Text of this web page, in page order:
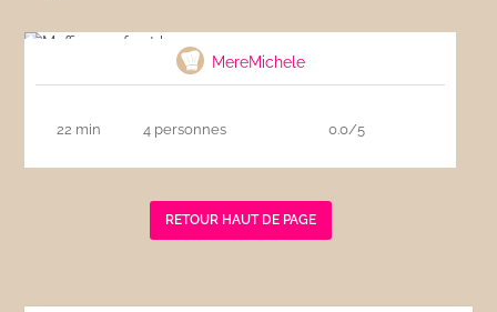
MereMichele
22 min 4 personnes 0.0/5
RETOUR HAUT DE PAGE